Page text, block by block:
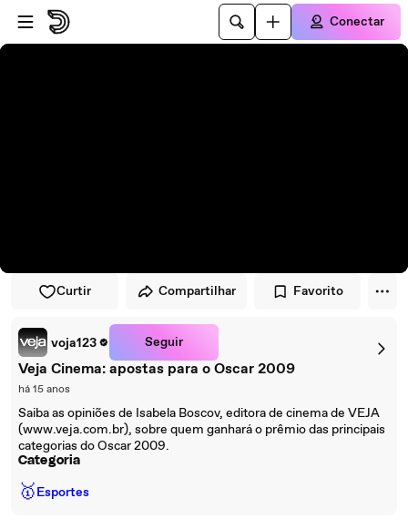
Pular para o player
Ir para o conteúdo principal
Conectar
Curtir Compartilhar Favorito
voja123 Seguir
Veja Cinema: apostas para o Oscar 2009
há 15 anos
Saiba as opiniões de Isabela Boscov, editora de cinema de VEJA
(www.veja.com.br), sobre quem ganhará o prêmio das principais
categorias do Oscar 2009.
Categoria
🥇Esportes